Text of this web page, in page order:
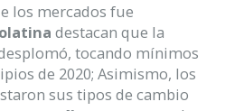
los mercados fue
destacan que la
tocando mínimos
de 2020; Asimismo, los
sus tipos de cambio